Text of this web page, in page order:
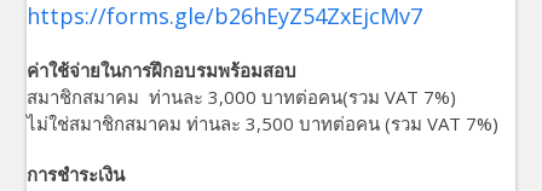
https://forms.gle/b26hEyZ54ZxEjcMv7
ค่าใช้จ่ายในการฝึกอบรมพร้อมสอบ
สมาชิกสมาคม ท่านละ 3,000 บาทต่อคน(รวม VAT 7%)
ไม่ใช่สมาชิกสมาคม ท่านละ 3,500 บาทต่อคน (รวม VAT 7%)
การชำระเงิน